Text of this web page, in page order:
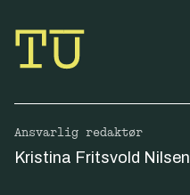
Ansvarlig redaktør
Kristina Fritsvold Nilsen